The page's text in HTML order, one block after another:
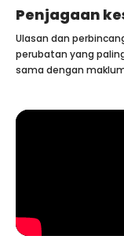
Penjagaan
Ulasan dan
perubatan yang
sama dengan